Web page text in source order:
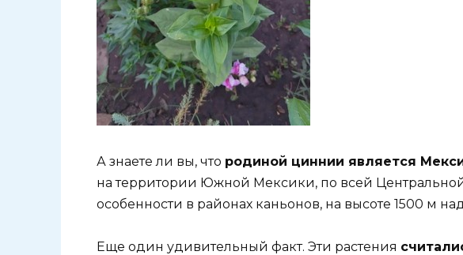
А знаете ли вы, что родиной циннии является
на территории Южной Мексики, по всей
особенности в районах каньонов, на высоте 1500 м
Еще один удивительный факт. Эти растения